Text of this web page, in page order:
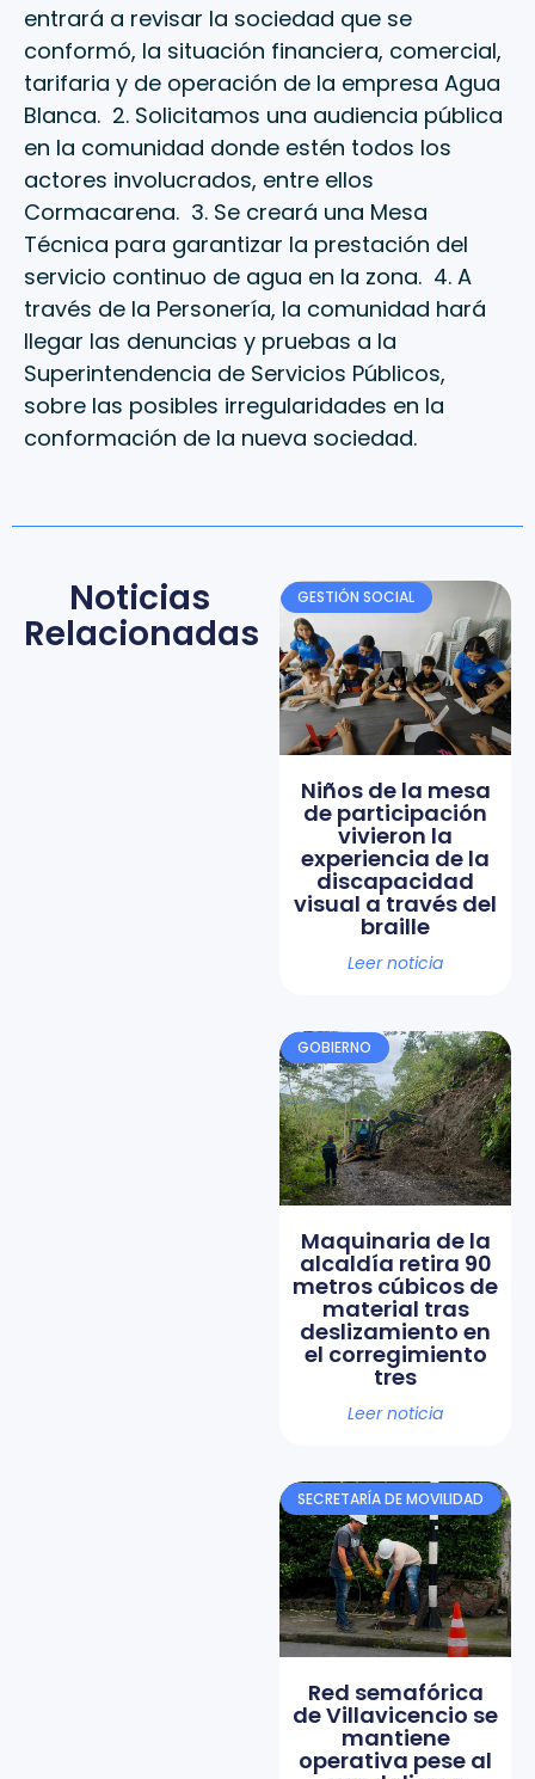
entrará a revisar la sociedad que se
conformó, la situación financiera, comercial,
tarifaria y de operación de la empresa Agua
Blanca. 2. Solicitamos una audiencia pública
en la comunidad donde estén todos los
actores involucrados, entre ellos
Cormacarena. 3. Se creará una Mesa
Técnica para garantizar la prestación del
servicio continuo de agua en la zona. 4. A
través de la Personería, la comunidad hará
llegar las denuncias y pruebas a la
Superintendencia de Servicios Públicos,
sobre las posibles irregularidades en la
conformación de la nueva sociedad.
Noticias
Relacionadas
GESTIÓN SOCIAL
Niños de la mesa
de participación
vivieron la
experiencia de la
discapacidad
visual a través del
braille
Leer noticia
GOBIERNO
Maquinaria de la
alcaldía retira 90
metros cúbicos de
material tras
deslizamiento en
el corregimiento
tres
Leer noticia
SECRETARÍA DE MOVILIDAD
Red semafórica
de Villavicencio se
mantiene
operativa pese al